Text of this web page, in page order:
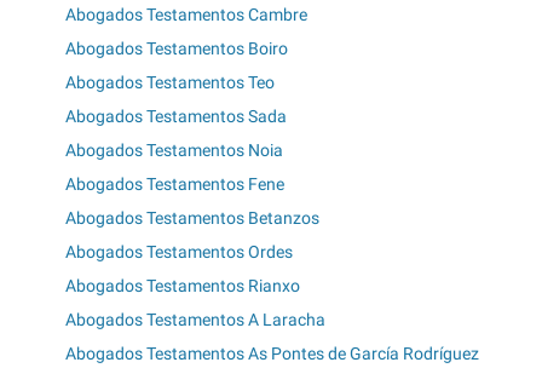
Abogados Testamentos Cambre
Abogados Testamentos Boiro
Abogados Testamentos Teo
Abogados Testamentos Sada
Abogados Testamentos Noia
Abogados Testamentos Fene
Abogados Testamentos Betanzos
Abogados Testamentos Ordes
Abogados Testamentos Rianxo
Abogados Testamentos A Laracha
Abogados Testamentos As Pontes de García Rodríguez